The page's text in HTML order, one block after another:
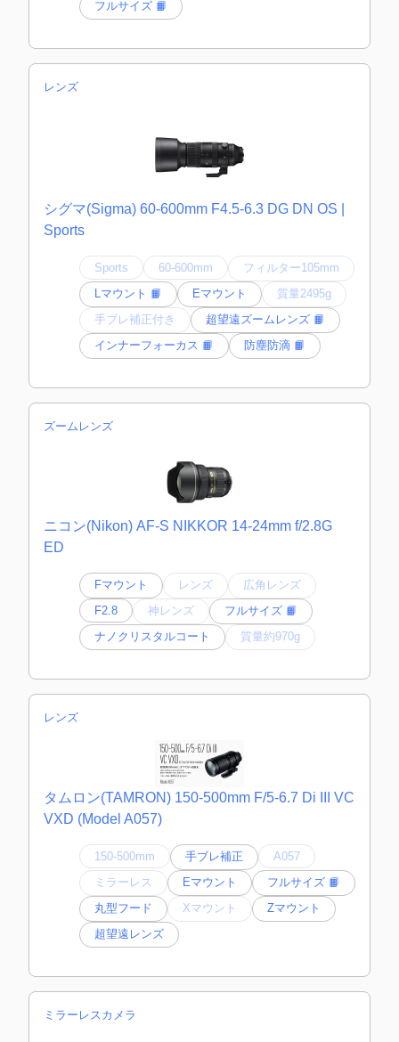
フルサイズ 📙
レンズ
シグマ(Sigma) 60-600mm F4.5-6.3 DG DN OS |
Sports
Sports 60-600mm
フィルター105mm
Lマウント 📙
Eマウント
質量2495g
手ブレ補正付き
超望遠ズームレンズ 📙
インナーフォーカス 📙
防塵防滴 📙
ズームレンズ
ニコン(Nikon) AF-S NIKKOR 14-24mm f/2.8G
ED
Fマウント レンズ
広角レンズ
F2.8
神レンズ
フルサイズ 📙
ナノクリスタルコート
質量約970g
レンズ
タムロン(TAMRON) 150-500mm F/5-6.7 Di III VC
VXD (Model A057)
150-500mm 手ブレ補正
A057
ミラーレス
Eマウント
フルサイズ 📙
丸型フード
Xマウント
Zマウント
超望遠レンズ
ミラーレスカメラ